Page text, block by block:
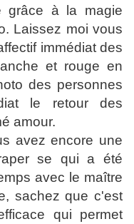
grâce à la magie
Laissez moi vous
immédiat des
et rouge en
des personnes
le retour des
amour.
avez encore une
se qui a été
avec le maître
sachez que c'est
qui permet